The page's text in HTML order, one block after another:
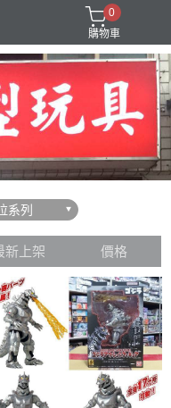
0
購物車
系列
新上架 價格